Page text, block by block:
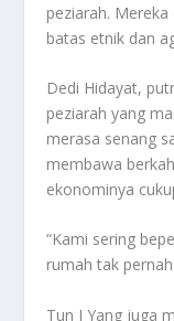
peziarah.
batas etnik dan
Dedi Hidayat,
peziarah yang
merasa senang
membawa
ekonominya
“Kami sering
rumah tak
Tun I Yang juga